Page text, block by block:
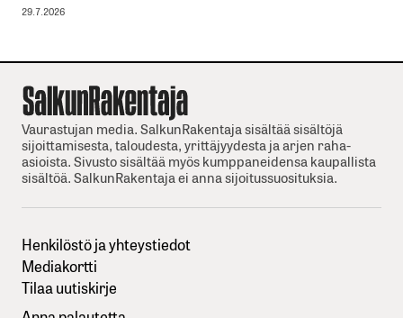
29.7.2026
Vaurastujan media. SalkunRakentaja sisältää sisältöjä
sijoittamisesta, taloudesta, yrittäjyydesta ja arjen raha-
asioista. Sivusto sisältää myös kumppaneidensa kaupallista
sisältöä. SalkunRakentaja ei anna sijoitussuosituksia.
Henkilöstö ja yhteystiedot
Mediakortti
Tilaa uutiskirje